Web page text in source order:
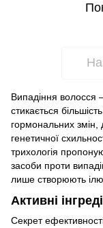
Випадіння волосся
стикається
гормональних змін,
генетичної
трихологія
засоби проти
лише створюють
Активні
Секрет